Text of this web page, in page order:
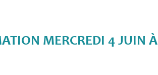
MERCREDI 4 JUIN À